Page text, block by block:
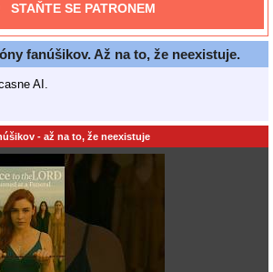
STAŇTE SE PATRONEM
fanúšikov. Až na to, že neexistuje.
AI.
- až na to, že neexistuje